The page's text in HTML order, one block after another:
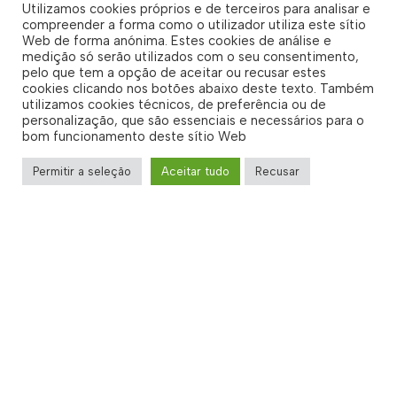
Utilizamos cookies próprios e de terceiros para analisar e
compreender a forma como o utilizador utiliza este sítio
Web de forma anónima. Estes cookies de análise e
medição só serão utilizados com o seu consentimento,
pelo que tem a opção de aceitar ou recusar estes
cookies clicando nos botões abaixo deste texto. Também
utilizamos cookies técnicos, de preferência ou de
personalização, que são essenciais e necessários para o
bom funcionamento deste sítio Web
Permitir a seleção Aceitar tudo Recusar